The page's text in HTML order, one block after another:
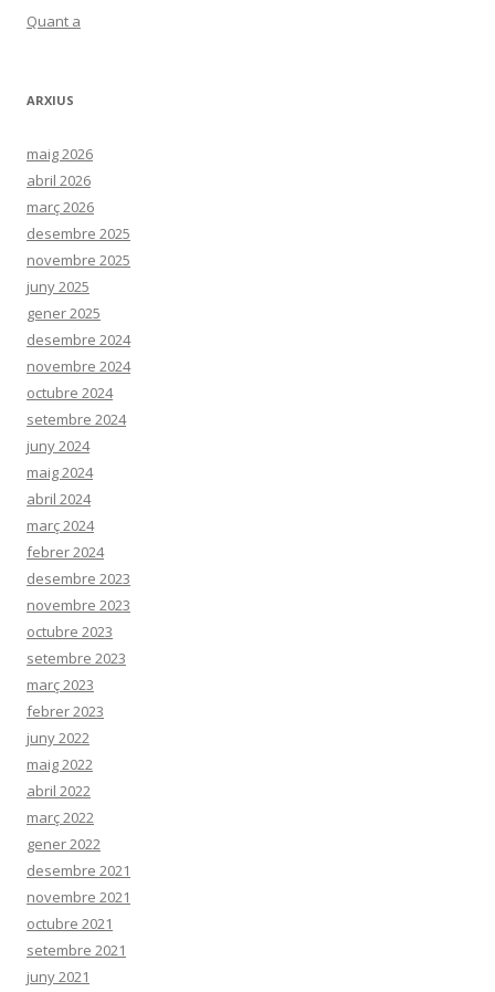
Quant a
ARXIUS
maig 2026
abril 2026
març 2026
desembre 2025
novembre 2025
juny 2025
gener 2025
desembre 2024
novembre 2024
octubre 2024
setembre 2024
juny 2024
maig 2024
abril 2024
març 2024
febrer 2024
desembre 2023
novembre 2023
octubre 2023
setembre 2023
març 2023
febrer 2023
juny 2022
maig 2022
abril 2022
març 2022
gener 2022
desembre 2021
novembre 2021
octubre 2021
setembre 2021
juny 2021